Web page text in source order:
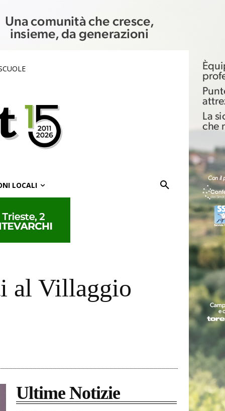
LOCALI
al Villaggio
Ultime Notizie